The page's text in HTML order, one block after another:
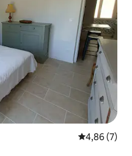
Note
4,86 (7)